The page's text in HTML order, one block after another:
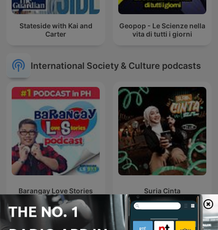
Stateside with Kai and
Carter
Geopop - Le Scienze nella
vita di tutti i giorni
International Society & Culture podcasts
Barangay Love Stories Suria Cinta